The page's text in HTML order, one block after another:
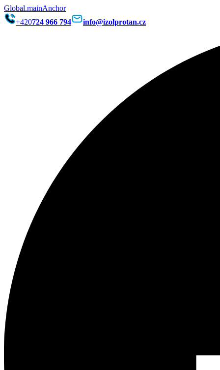
Global.mainAnchor
+420724 966 794 info@izolprotan.cz